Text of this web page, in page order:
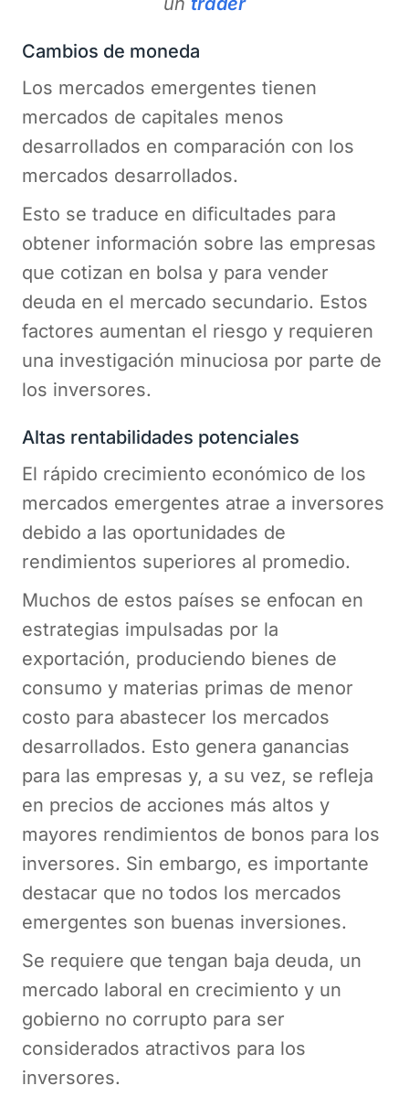
Cambios de moneda
Los mercados emergentes tienen
mercados de capitales menos
desarrollados en comparación con los
mercados desarrollados.
Esto se traduce en dificultades para
obtener información sobre las empresas
que cotizan en bolsa y para vender
deuda en el mercado secundario. Estos
factores aumentan el riesgo y requieren
una investigación minuciosa por parte de
los inversores.
Altas rentabilidades potenciales
El rápido crecimiento económico de los
mercados emergentes atrae a inversores
debido a las oportunidades de
rendimientos superiores al promedio.
Muchos de estos países se enfocan en
estrategias impulsadas por la
exportación, produciendo bienes de
consumo y materias primas de menor
costo para abastecer los mercados
desarrollados. Esto genera ganancias
para las empresas y, a su vez, se refleja
en precios de acciones más altos y
mayores rendimientos de bonos para los
inversores. Sin embargo, es importante
destacar que no todos los mercados
emergentes son buenas inversiones.
Se requiere que tengan baja deuda, un
mercado laboral en crecimiento y un
gobierno no corrupto para ser
considerados atractivos para los
inversores.